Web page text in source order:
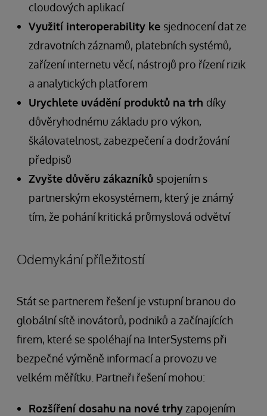
cloudových aplikací
Využití interoperability ke sjednocení dat ze
zdravotních záznamů, platebních systémů,
zařízení internetu věcí, nástrojů pro řízení rizik
a analytických platforem
Urychlete uvádění produktů na trh díky
důvěryhodnému základu pro výkon,
škálovatelnost, zabezpečení a dodržování
předpisů
Zvyšte důvěru zákazníků spojením s
partnerským ekosystémem, který je známý
tím, že pohání kritická průmyslová odvětví
Odemykání příležitostí
Stát se partnerem řešení je vstupní branou do
globální sítě inovátorů, podniků a začínajících
firem, které se spoléhají na InterSystems při
bezpečné výměně informací a provozu ve
velkém měřítku. Partneři řešení mohou:
Rozšíření dosahu na nové trhy zapojením